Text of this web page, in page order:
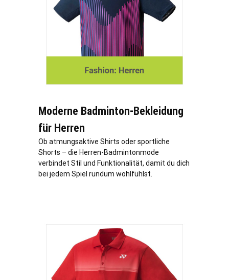
Moderne Badminton-Bekleidung
für Herren
Ob atmungsaktive Shirts oder sportliche
Shorts – die Herren-Badmintonmode
verbindet Stil und Funktionalität, damit du dich
bei jedem Spiel rundum wohlfühlst.